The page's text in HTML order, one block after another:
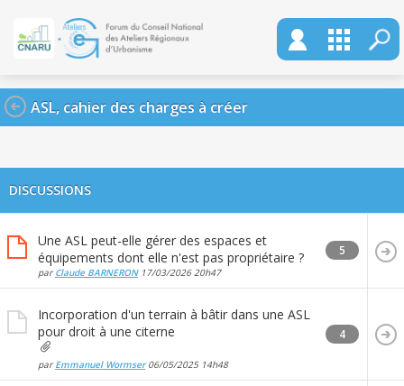
ASL, cahier des charges à créer
DISCUSSIONS
Une ASL peut-elle gérer des espaces et
équipements dont elle n'est pas propriétaire ?
par Claude BARNERON17/03/2026 20h47
5
Incorporation d'un terrain à bâtir dans une ASL
pour droit à une citerne
par Emmanuel Wormser06/05/2025 14h48
4